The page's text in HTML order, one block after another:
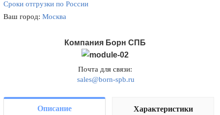
Сроки отгрузки по России
Ваш город:Москва
Компания Борн СПБ
Почта для связи:
sales@born-spb.ru
Описание Характеристики